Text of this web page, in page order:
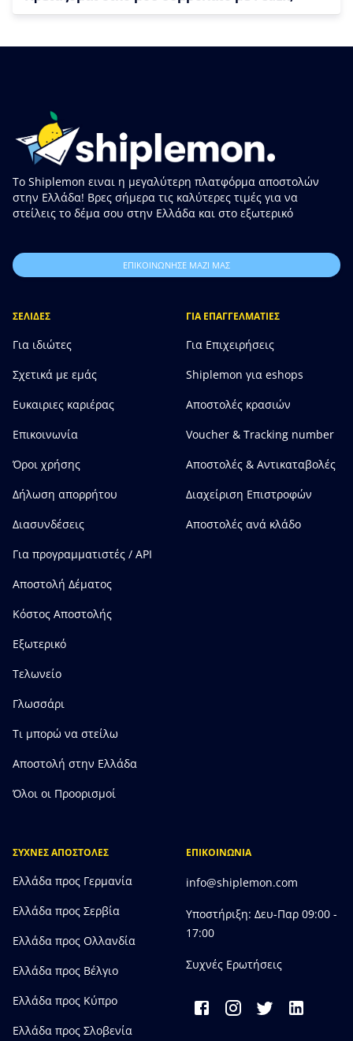
Το Shiplemon ειναι η μεγαλύτερη πλατφόρμα αποστολών
στην Ελλάδα! Βρες σήμερα τις καλύτερες τιμές για να
στείλεις το δέμα σου στην Ελλάδα και στο εξωτερικό
ΕΠΙΚΟΙΝΩΝΗΣΕ ΜΑΖΙ ΜΑΣ
ΣΕΛΙΔΕΣ
Για ιδιώτες
Σχετικά με εμάς
Ευκαιριες καριέρας
Επικοινωνία
Όροι χρήσης
Δήλωση απορρήτου
Διασυνδέσεις
Για προγραμματιστές / API
Αποστολή Δέματος
Κόστος Αποστολής
Εξωτερικό
Τελωνείο
Γλωσσάρι
Τι μπορώ να στείλω
Αποστολή στην Ελλάδα
Όλοι οι Προορισμοί
ΓΙΑ ΕΠΑΓΓΕΛΜΑΤΙΕΣ
Για Επιχειρήσεις
Shiplemon για eshops
Αποστολές κρασιών
Voucher & Tracking number
Αποστολές & Αντικαταβολές
Διαχείριση Επιστροφών
Αποστολές ανά κλάδο
ΣΥΧΝΕΣ ΑΠΟΣΤΟΛΕΣ
Ελλάδα προς Γερμανία
Ελλάδα προς Σερβία
Ελλάδα προς Ολλανδία
Ελλάδα προς Bέλγιο
Ελλάδα προς Κύπρο
Ελλάδα προς Σλοβενία
ΕΠΙΚΟΙΝΩΝΙΑ
info@shiplemon.com
Υποστήριξη: Δευ-Παρ 09:00 -
17:00
Συχνές Ερωτήσεις